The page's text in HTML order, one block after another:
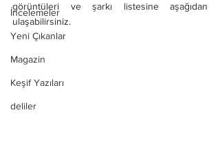
İncelemeler
Yeni Çıkanlar
Magazin
Keşif Yazıları
deliler
görüntüleri ve şarkı listesine aşağıdan
ulaşabilirsiniz.